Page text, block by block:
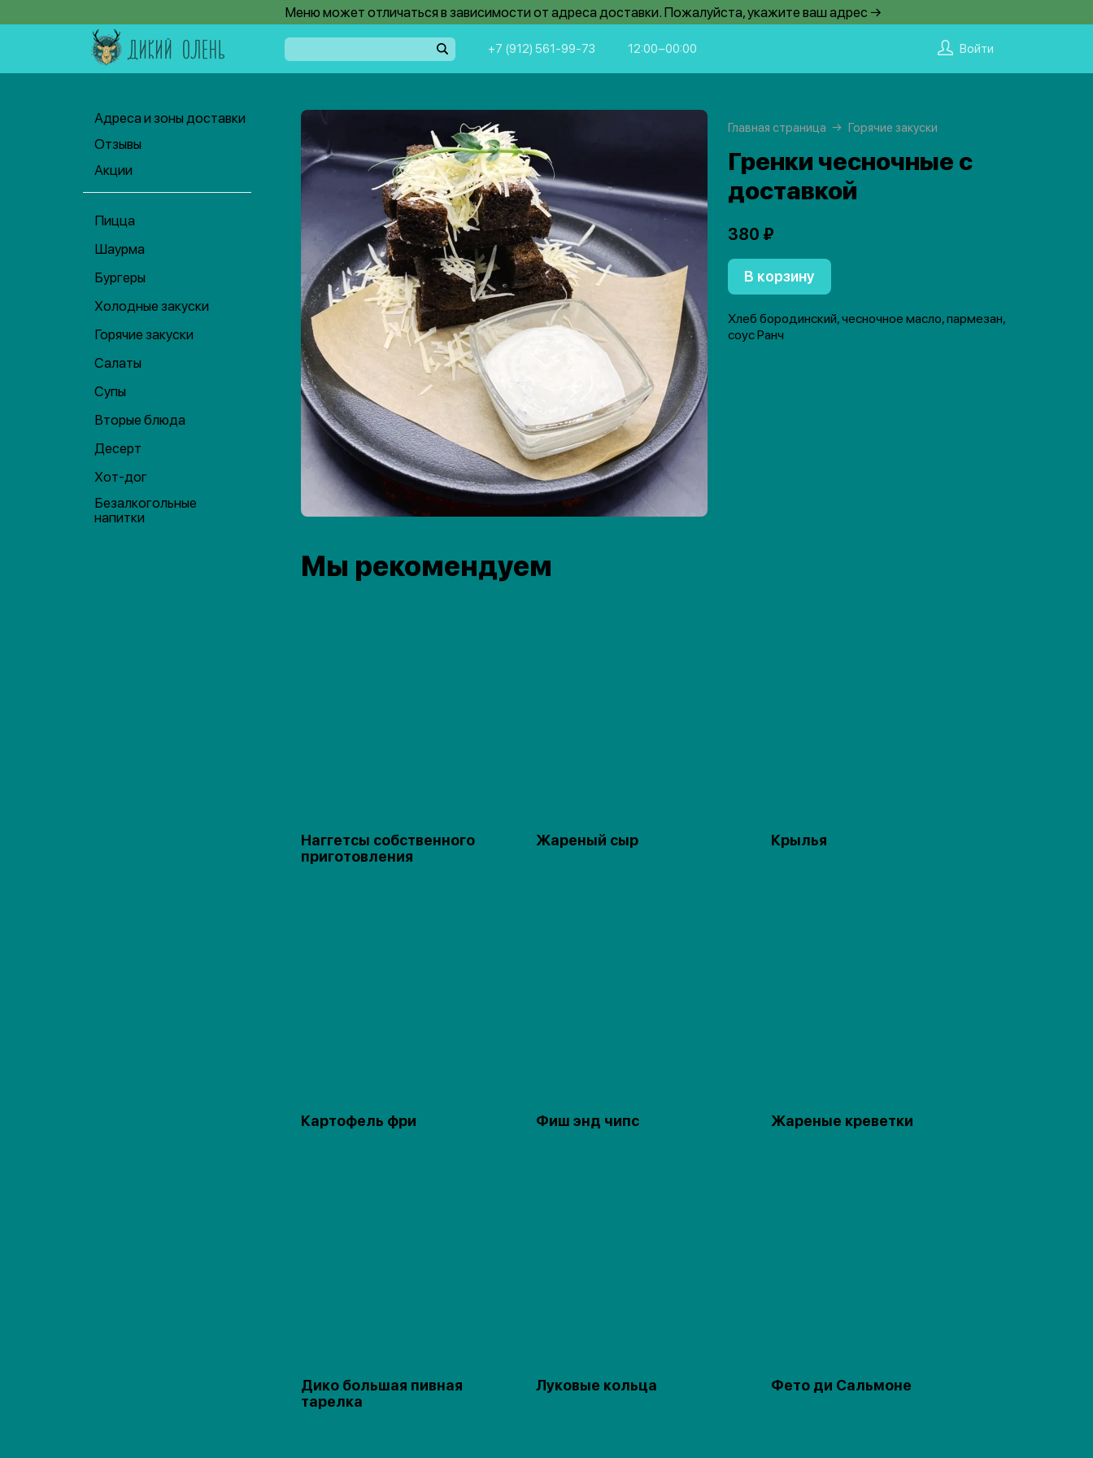
Меню может отличаться в зависимости от адреса доставки. Пожалуйста, укажите ваш адрес →
+7 (912) 561-99-73 12:00−00:00 Войти
Адреса и зоны доставки
Отзывы
Акции
Пицца
Шаурма
Бургеры
Холодные закуски
Горячие закуски
Салаты
Супы
Вторые блюда
Десерт
Хот-дог
Безалкогольные
напитки
Главная страница Горячие закуски
Гренки чесночные с
доставкой
380 ₽
В корзину
Хлеб бородинский, чесночное масло, пармезан,
соус Ранч
Мы рекомендуем
Наггетсы собственного
приготовления
Жареный сыр Крылья
Картофель фри Фиш энд чипс Жареные креветки
Дико большая пивная
тарелка
Луковые кольца Фето ди Сальмоне